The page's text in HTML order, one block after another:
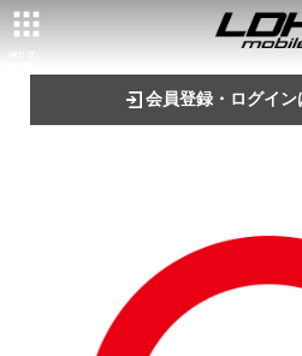
会員登録・ログイン